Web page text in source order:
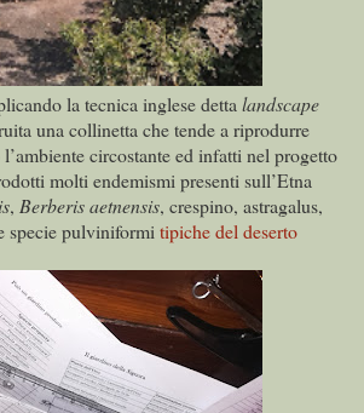
la tecnica inglese dettalandscape
una collinetta che tende a riprodurre
circostante ed infatti nel progetto
molti endemismi presenti sull’Etna
, Berberis aetnensis, crespino, astragalus,
specie pulviniformitipiche del deserto